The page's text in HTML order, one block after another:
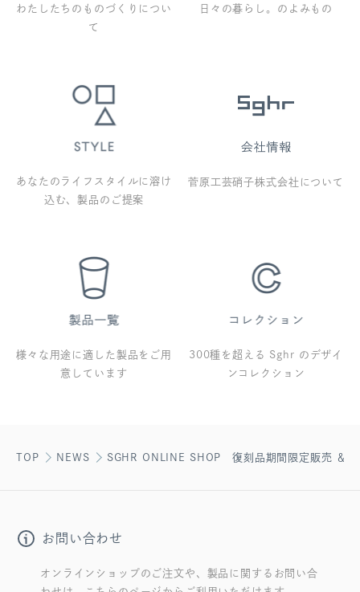
わたしたちのものづくりについ
て
日々の暮らし。のよみもの
あなたのライフスタイルに溶け
込む、製品のご提案
菅原工芸硝子株式会社について
様々な用途に適した製品をご用
意しています
300種を超える Sghr のデザイ
ンコレクション
TOP NEWS SGHR ONLINE SHOP 復刻品期間限定販売 ＆ 5
お問い合わせ
オンラインショップのご注文や、製品に関するお問い合